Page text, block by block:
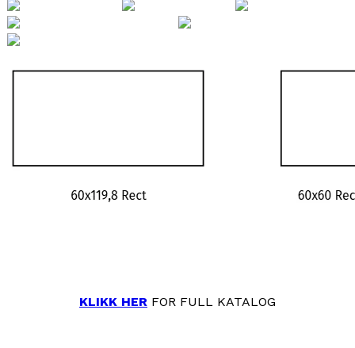
KLIKK HER FOR FULL KATALOG